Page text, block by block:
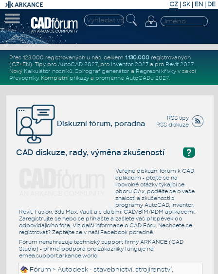
CZ | SK| EN | DE
Přes 123.000 registrovaných u nás, celkem 1.130.000registrovaných
(CZ+EN). Tipy pro AutoCAD 2027, pro Inventor 2027a pro Revit 2027.
Nový Kalkulátor nosníků, Spirograf generátor a Regresní křivkyv sekci
Převodníky. Kompletní příkazya proměnné AutoCADu 2027.
RSS tipy
RSS diskuze
Diskuzní fórum, poradna
?
CAD diskuze, rady, výměna zkušeností
Veřejné diskuzní fórum k CAD
aplikacím - ptejte se na
libovolné otázky týkající se
oboru CAx, podělte se o vaše
znalosti a zkušenosti s
programy AutoCAD, Inventor,
Revit, Fusion, 3ds Max, Vault a s dalšími CAD/BIM/PDM aplikacemi.
Zaregistrujte se nebo se přihlašte a zašlete váš příspěvek do
odpovídajícího fóra. Viz další informace o CAD Fóru. Nechcete se
registrovat? Zeptejte se v naší Facebook poradně.
Fórum nenahrazuje technický support firmy ARKANCE (CAD
Studio) - přímá podpora pro zákazníky funguje na
emea.support.arkance.world
Fórum >Autodesk - stavebnictví, strojírenství,